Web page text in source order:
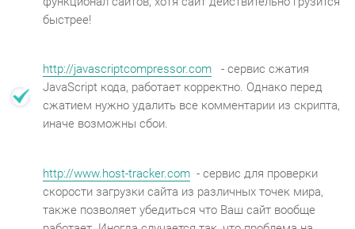
быстрее!
http://javascriptcompressor.com- сервис сжатия
JavaScript кода, работает корректно. Однако перед
сжатием нужно удалить все комментарии из скрипта,
иначе возможны сбои.
http://www.host-tracker.com- сервис для проверки
скорости загрузки сайта из различных точек мира,
также позволяет убедиться что Ваш сайт вообще